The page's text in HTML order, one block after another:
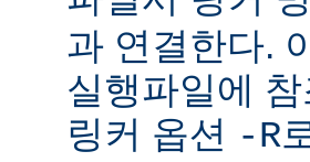
과 연결한다.
실행파일에
링커 옵션 -R